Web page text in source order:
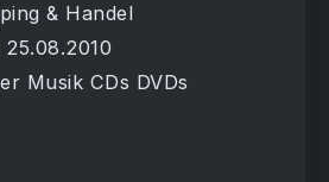
& Handel
Musik CDs DVDs